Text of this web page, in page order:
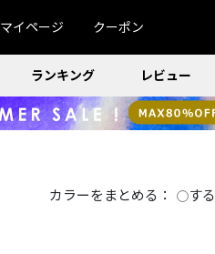
マイページ クーポン
ランキング レビュー
カラーをまとめる： する